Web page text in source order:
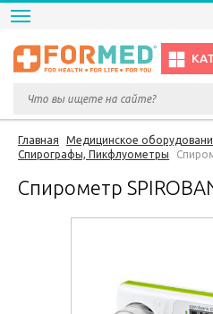
Главная Медицинское
Спирографы, Пикфлуометры
Спирометр